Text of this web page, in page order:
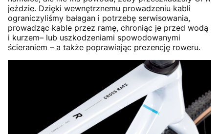
jeździe. Dzięki wewnętrznemu prowadzeniu kabli
ograniczyliśmy bałagan i potrzebę serwisowania,
prowadząc kable przez ramę, chroniąc je przed wodą
i kurzem– lub uszkodzeniami spowodowanymi
ścieraniem – a także poprawiając prezencję roweru.